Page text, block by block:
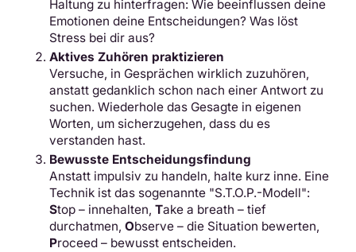
Haltung zu hinterfragen: Wie beeinflussen deine
Emotionen deine Entscheidungen? Was löst
Stress bei dir aus?
Aktives Zuhören praktizieren
Versuche, in Gesprächen wirklich zuzuhören,
anstatt gedanklich schon nach einer Antwort zu
suchen. Wiederhole das Gesagte in eigenen
Worten, um sicherzugehen, dass du es
verstanden hast.
Bewusste Entscheidungsfindung
Anstatt impulsiv zu handeln, halte kurz inne. Eine
Technik ist das sogenannte "S.T.O.P.-Modell":
Stop – innehalten, Take a breath – tief
durchatmen, Observe – die Situation bewerten,
Proceed – bewusst entscheiden.